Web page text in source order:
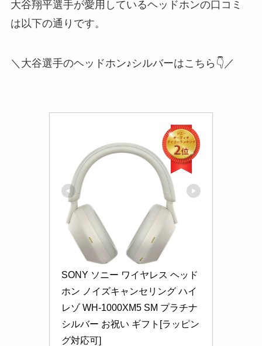
大谷翔平選手が愛用しているヘッドホンの口コミ
は以下の通りです。
＼大谷選手のヘッドホン♪シルバーはこちら👇／
SONY ソニー ワイヤレス ヘッド
ホン ノイズキャンセリング ハイ
レゾ WH-1000XM5 SM プラチナ
シルバー お祝い ギフト[ラッピン
グ対応可]